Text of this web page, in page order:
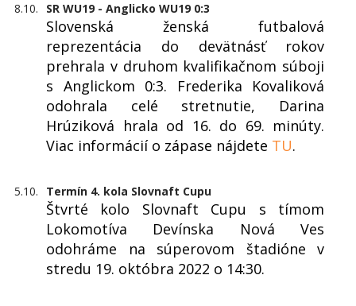
8.10. SR WU19 - Anglicko WU19 0:3
Slovenská ženská futbalová
reprezentácia do devätnásť rokov
prehrala v druhom kvalifikačnom súboji
s Anglickom 0:3. Frederika Kovaliková
odohrala celé stretnutie, Darina
Hrúziková hrala od 16. do 69. minúty.
Viac informácií o zápase nájdete TU.
5.10. Termín 4. kola Slovnaft Cupu
Štvrté kolo Slovnaft Cupu s tímom
Lokomotíva Devínska Nová Ves
odohráme na súperovom štadióne v
stredu 19. októbra 2022 o 14:30.